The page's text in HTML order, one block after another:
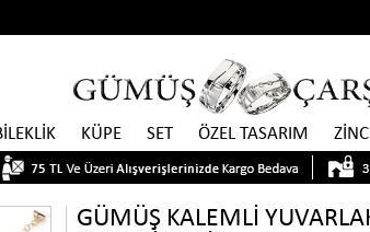
KÜPE SET ÖZEL TASARIM
GÜMÜŞ KALEMLİ